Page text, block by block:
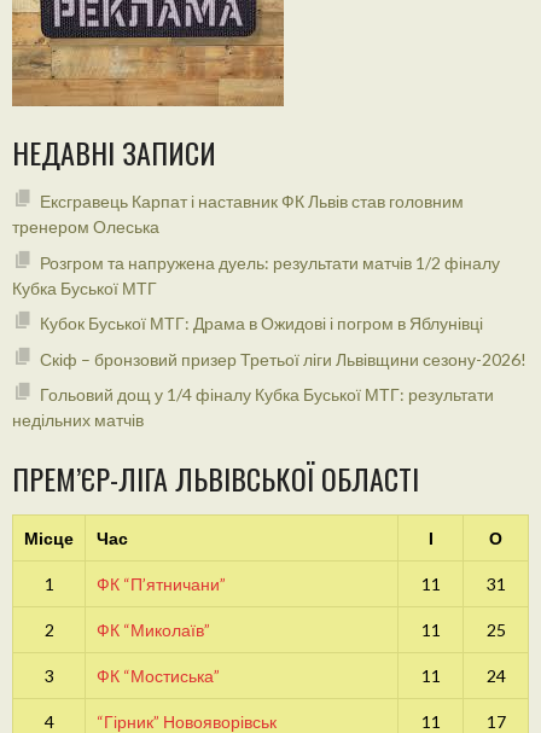
НЕДАВНІ ЗАПИСИ
Ексгравець Карпат і наставник ФК Львів став головним
тренером Олеська
Розгром та напружена дуель: результати матчів 1/2 фіналу
Кубка Буської МТГ
Кубок Буської МТГ: Драма в Ожидові і погром в Яблунівці
Скіф – бронзовий призер Третьої ліги Львівщини сезону-2026!
Гольовий дощ у 1/4 фіналу Кубка Буської МТГ: результати
недільних матчів
ПРЕМ’ЄР-ЛІГА ЛЬВІВСЬКОЇ ОБЛАСТІ
Місце Час І О
1 ФК “П’ятничани” 11 31
2 ФК “Миколаїв” 11 25
3 ФК “Мостиська” 11 24
4 “Гірник” Новояворівськ 11 17